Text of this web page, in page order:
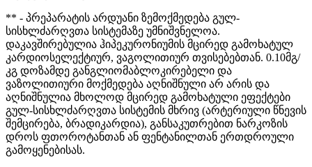
** - პრეპარატის არდუანი ზემოქმედება გულ-
სისხლძარღვთა სისტემაზე უმნიშვნელოა.
დაკავშირებულია ჰიპეკურონიუმის მცირედ გამოხატულ
კარდიოსელექტიურ, ვაგოლითიურ თვისებებთან. 0.10მგ/
კგ დოზამდე განგლიომაბლოკირებელი და
ვაზოლითიური მოქმედება აღნიშნული არ არის და
აღნიშნულია მხოლოდ მცირედ გამოხატული ეფექტები
გულ-სისხლძარღვთა სისტემის მხრივ (არტერიული წნევის
შემცირება, ბრადიკარდია), განსაკუთრებით ნარკოზის
დროს ფთოროტანთან ან ფენტანილთან ერთდროული
გამოყენებისას.